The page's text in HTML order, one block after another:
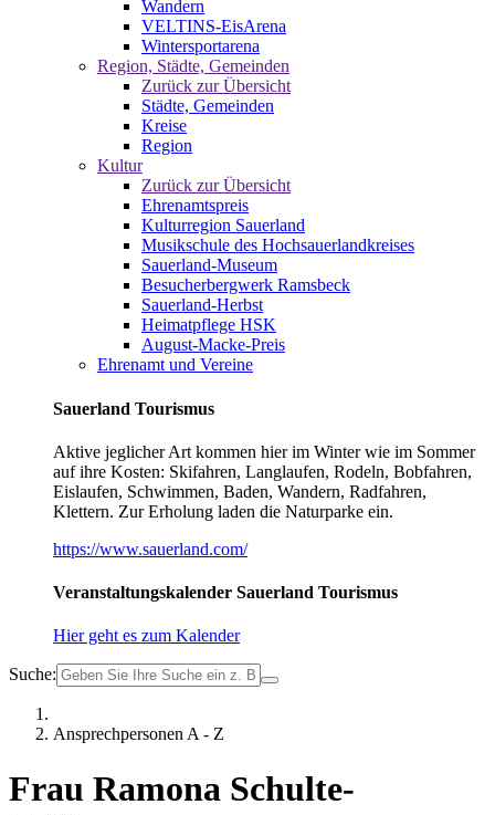
Wandern
VELTINS-EisArena
Wintersportarena
Region, Städte, Gemeinden
Zurück zur Übersicht
Städte, Gemeinden
Kreise
Region
Kultur
Zurück zur Übersicht
Ehrenamtspreis
Kulturregion Sauerland
Musikschule des Hochsauerlandkreises
Sauerland-Museum
Besucherbergwerk Ramsbeck
Sauerland-Herbst
Heimatpflege HSK
August-Macke-Preis
Ehrenamt und Vereine
Sauerland Tourismus
Aktive jeglicher Art kommen hier im Winter wie im Sommer
auf ihre Kosten: Skifahren, Langlaufen, Rodeln, Bobfahren,
Eislaufen, Schwimmen, Baden, Wandern, Radfahren,
Klettern. Zur Erholung laden die Naturparke ein.
https://www.sauerland.com/
Veranstaltungskalender Sauerland Tourismus
Hier geht es zum Kalender
Suche:
Ansprechpersonen A - Z
Frau Ramona Schulte-